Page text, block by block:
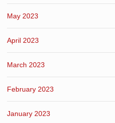
May 2023
April 2023
March 2023
February 2023
January 2023